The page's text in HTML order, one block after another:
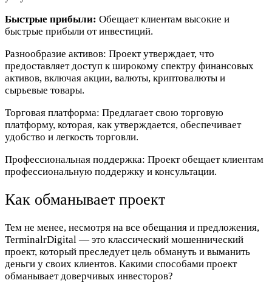
Быстрые прибыли: Обещает клиентам высокие и
быстрые прибыли от инвестиций.
Разнообразие активов: Проект утверждает, что
предоставляет доступ к широкому спектру финансовых
активов, включая акции, валюты, криптовалюты и
сырьевые товары.
Торговая платформа: Предлагает свою торговую
платформу, которая, как утверждается, обеспечивает
удобство и легкость торговли.
Профессиональная поддержка: Проект обещает клиентам
профессиональную поддержку и консультации.
Как обманывает проект
Тем не менее, несмотря на все обещания и предложения,
TerminalrDigital — это классический мошеннический
проект, который преследует цель обмануть и выманить
деньги у своих клиентов. Какими способами проект
обманывает доверчивых инвесторов?